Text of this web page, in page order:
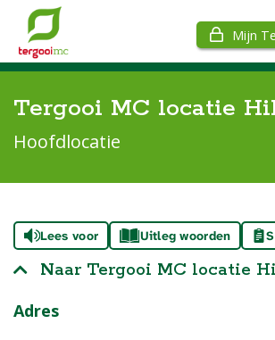
Mijn
Tergooi MC locatie
Hoofdlocatie
Lees voor Uitleg woorden
Naar Tergooi MC locatie
Adres